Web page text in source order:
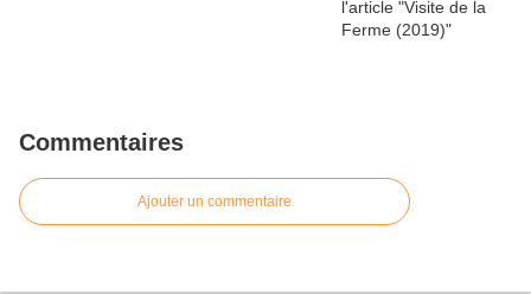
Commentaires
Ajouter un commentaire